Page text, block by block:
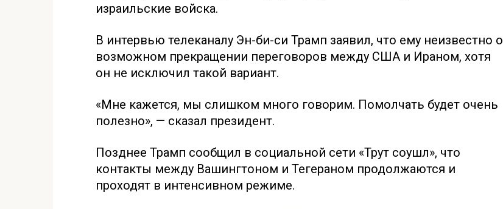
израильские войска.
В интервью телеканалу Эн-би-си Трамп заявил, что ему неизвестно о
возможном прекращении переговоров между США и Ираном, хотя
он не исключил такой вариант.
«Мне кажется, мы слишком много говорим. Помолчать будет очень
полезно», — сказал президент.
Позднее Трамп сообщил в социальной сети «Трут соушл», что
контакты между Вашингтоном и Тегераном продолжаются и
проходят в интенсивном режиме.